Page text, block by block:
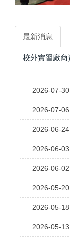
最新消息
校外實習廠商
2026-07-30
2026-07-06
2026-06-24
2026-06-03
2026-06-02
2026-05-20
2026-05-18
2026-05-13